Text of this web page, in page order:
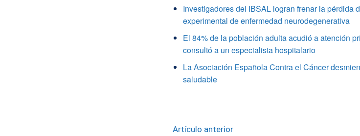
Investigadores del IBSAL logran frenar la pérdida
experimental de enfermedad neurodegenerativa
El 84% de la población adulta acudió a atención
consultó a un especialista hospitalario
La Asociación Española Contra el Cáncer
saludable
Artículo anterior